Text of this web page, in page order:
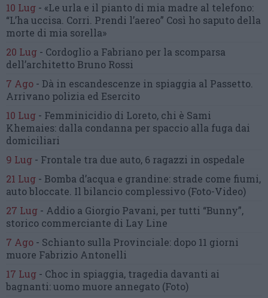
10 Lug - «Le urla e il pianto di mia madre al telefono:
“L’ha uccisa. Corri. Prendi l’aereo” Così ho saputo della
morte di mia sorella»
20 Lug - Cordoglio a Fabriano per la scomparsa
dell’architetto Bruno Rossi
7 Ago - Dà in escandescenze in spiaggia al Passetto.
Arrivano polizia ed Esercito
10 Lug - Femminicidio di Loreto, chi è Sami
Khemaies: dalla condanna per spaccio alla fuga dai
domiciliari
9 Lug - Frontale tra due auto, 6 ragazzi in ospedale
21 Lug - Bomba d’acqua e grandine: strade come fiumi,
auto bloccate. Il bilancio complessivo (Foto-Video)
27 Lug - Addio a Giorgio Pavani, per tutti “Bunny”,
storico commerciante di Lay Line
7 Ago - Schianto sulla Provinciale: dopo 11 giorni
muore Fabrizio Antonelli
17 Lug - Choc in spiaggia, tragedia davanti ai
bagnanti:uomo muore annegato (Foto)